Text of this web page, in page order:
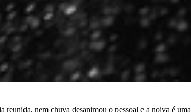
nem chuva desanimou o pessoal e a noiva é uma